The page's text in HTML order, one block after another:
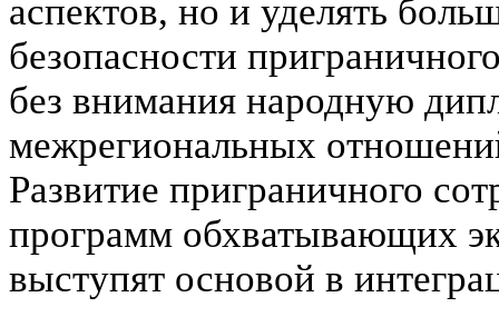
аспектов, но и уделять
безопасности
без внимания народную
межрегиональных
Развитие приграничного
программ обхватывающих
выступят основой в